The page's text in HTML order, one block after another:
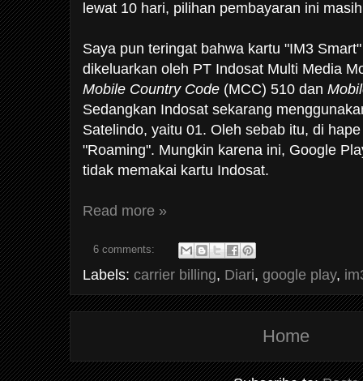
lewat 10 hari, pilihan pembayaran ini
Saya pun teringat bahwa kartu "IM3
dikeluarkan oleh PT Indosat Multi Media
Mobile Country Code (MCC) 510 dan
Sedangkan Indosat sekarang
Satelindo, yaitu 01. Oleh sebab itu, di
"Roaming". Mungkin karena ini, Google
tidak memakai kartu Indosat.
Read more »
6 comments:
Labels: carrier billing, Diari, google play,
Home